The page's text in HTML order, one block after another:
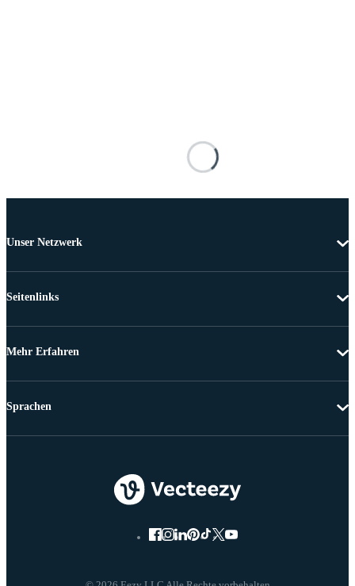
Unser Netzwerk
Seitenlinks
Mehr Erfahren
Sprachen